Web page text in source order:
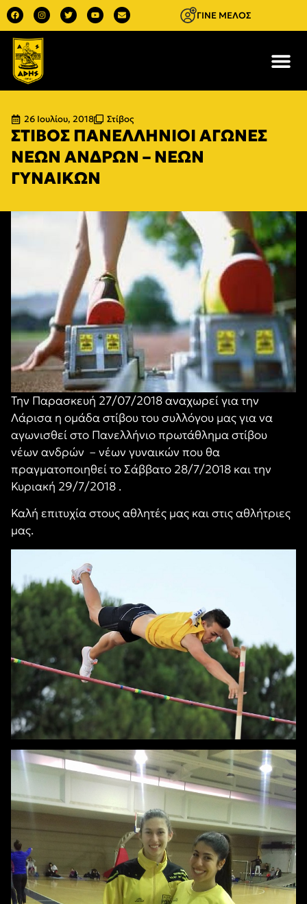
ΓΙΝΕ ΜΕΛΟΣ
26 Ιουλίου, 2018 Στίβος
ΣΤΙΒΟΣ ΠΑΝΕΛΛΗΝΙΟΙ ΑΓΩΝΕΣ
ΝΕΩΝ ΑΝΔΡΩΝ – ΝΕΩΝ
ΓΥΝΑΙΚΩΝ
Την Παρασκευή 27/07/2018 αναχωρεί για την
Λάρισα η ομάδα στίβου του συλλόγου μας για να
αγωνισθεί στο Πανελλήνιο πρωτάθλημα στίβου
νέων ανδρών – νέων γυναικών που θα
πραγματοποιηθεί το Σάββατο 28/7/2018 και την
Κυριακή 29/7/2018 .
Καλή επιτυχία στους αθλητές μας και στις αθλήτριες
μας.